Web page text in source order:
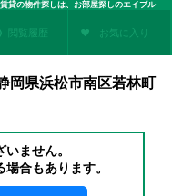
貸の物件探しは、お部屋探しのエイブル
閲覧履歴 お気に入り
岡県浜松市南区若林町
ません。
合もあります。